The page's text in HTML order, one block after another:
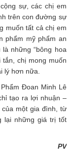
sự, các chị em
trên con đường sự
muốn tất cả chị em
phẩm mỹ phẩm an
những “bông hoa
chị mong muốn
lý hơn nữa.
Đoan Minh Lê
tạo ra lợi nhuận –
một gia đình, từ
lại những giá trị tốt
PV